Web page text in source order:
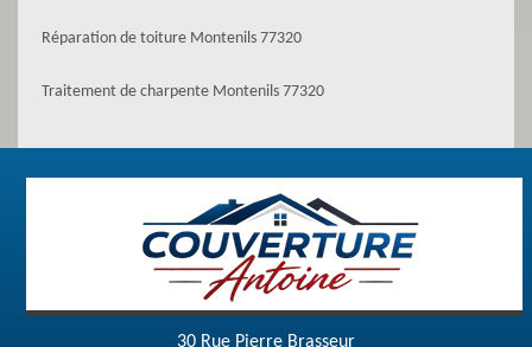
Réparation de toiture Montenils 77320
Traitement de charpente Montenils 77320
30 Rue Pierre Brasseur